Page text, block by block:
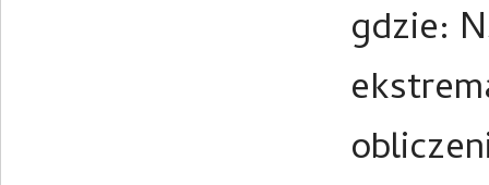
gdzie: